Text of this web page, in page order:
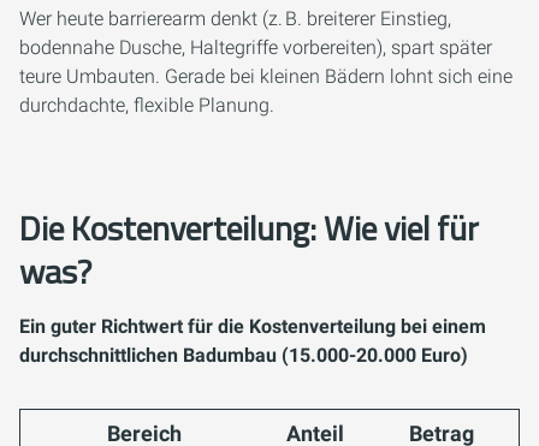
Wer heute barrierearm denkt (z. B. breiterer Einstieg,
bodennahe Dusche, Haltegriffe vorbereiten), spart später
teure Umbauten. Gerade bei kleinen Bädern lohnt sich eine
durchdachte, flexible Planung.
Die Kostenverteilung: Wie viel für
was?
Ein guter Richtwert für die Kostenverteilung bei einem
durchschnittlichen Badumbau (15.000-20.000 Euro)
Bereich Anteil
Betrag